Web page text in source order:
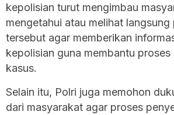
kepolisian turut mengimbau
mengetahui atau melihat langsung
tersebut agar memberikan
kepolisian guna membantu
kasus.
Selain itu, Polri juga memohon
dari masyarakat agar proses